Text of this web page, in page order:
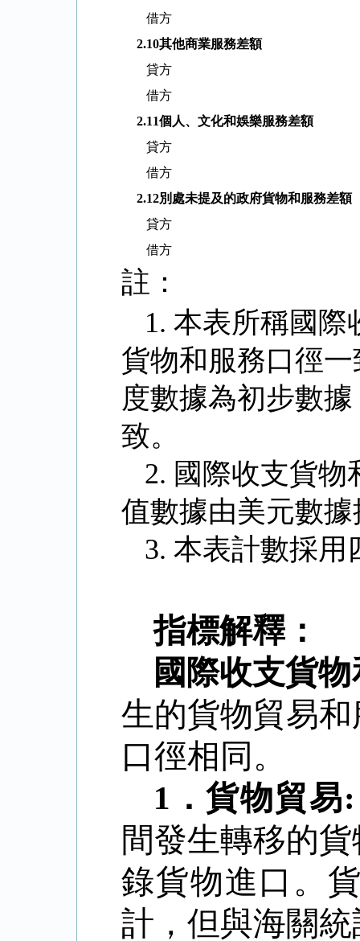
借方
2.10其他商業服務差額
貸方
借方
2.11個人、文化和娛樂服務差額
貸方
借方
2.12別處未提及的政府貨物和服務差額
貸方
借方
註：
1.本表所稱國際
貨物和服務口徑
度數據為初步數
致。
2. 國際收支貨
值數據由美元數
3.本表計數採用
指標解釋：
國際收支貨
生的貨物貿易
口徑相同。
1 ．貨物貿易:
間發生轉移的
錄貨物進口。
計，但與海關